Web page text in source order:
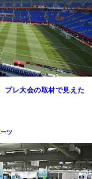
プレ大会の取材で見えた
ツ